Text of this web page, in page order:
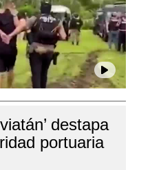
destapa
portuaria